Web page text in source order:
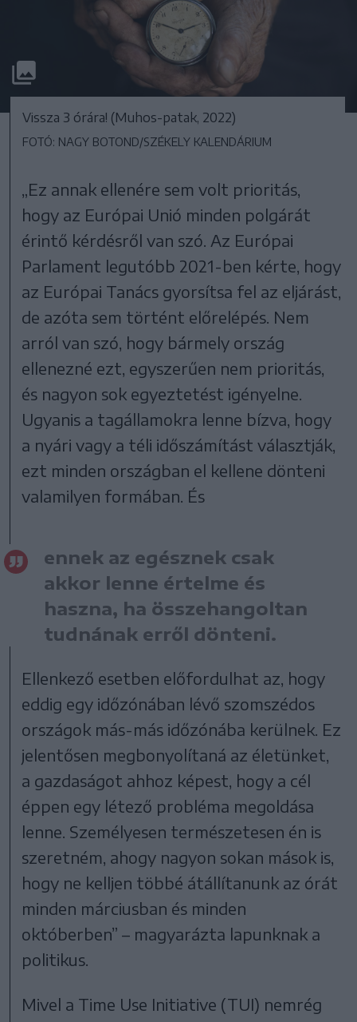
Vissza 3 órára! (Muhos-patak, 2022)
FOTÓ: NAGY BOTOND/SZÉKELY KALENDÁRIUM
„Ez annak ellenére sem volt prioritás,
hogy az Európai Unió minden polgárát
érintő kérdésről van szó. Az Európai
Parlament legutóbb 2021-ben kérte, hogy
az Európai Tanács gyorsítsa fel az eljárást,
de azóta sem történt előrelépés. Nem
arról van szó, hogy bármely ország
ellenezné ezt, egyszerűen nem prioritás,
és nagyon sok egyeztetést igényelne.
Ugyanis a tagállamokra lenne bízva, hogy
a nyári vagy a téli időszámítást választják,
ezt minden országban el kellene dönteni
valamilyen formában. És
ennek az egésznek csak
akkor lenne értelme és
haszna, ha összehangoltan
tudnának erről dönteni.
Ellenkező esetben előfordulhat az, hogy
eddig egy időzónában lévő szomszédos
országok más-más időzónába kerülnek. Ez
jelentősen megbonyolítaná az életünket,
a gazdaságot ahhoz képest, hogy a cél
éppen egy létező probléma megoldása
lenne. Személyesen természetesen én is
szeretném, ahogy nagyon sokan mások is,
hogy ne kelljen többé átállítanunk az órát
minden márciusban és minden
októberben” – magyarázta lapunknak a
politikus.
Mivel a Time Use Initiative (TUI) nemrég